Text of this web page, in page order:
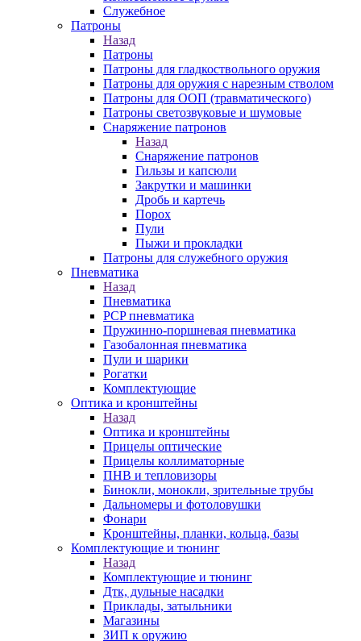
Служебное
Патроны
Назад
Патроны
Патроны для гладкоствольного оружия
Патроны для оружия с нарезным стволом
Патроны для ООП (травматического)
Патроны светозвуковые и шумовые
Снаряжение патронов
Назад
Снаряжение патронов
Гильзы и капсюли
Закрутки и машинки
Дробь и картечь
Порох
Пули
Пыжи и прокладки
Патроны для служебного оружия
Пневматика
Назад
Пневматика
PCP пневматика
Пружинно-поршневая пневматика
Газобалонная пневматика
Пули и шарики
Рогатки
Комплектующие
Оптика и кронштейны
Назад
Оптика и кронштейны
Прицелы оптические
Прицелы коллиматорные
ПНВ и тепловизоры
Бинокли, монокли, зрительные трубы
Дальномеры и фотоловушки
Фонари
Кронштейны, планки, кольца, базы
Комплектующие и тюнинг
Назад
Комплектующие и тюнинг
Дтк, дульные насадки
Приклады, затыльники
Магазины
ЗИП к оружию